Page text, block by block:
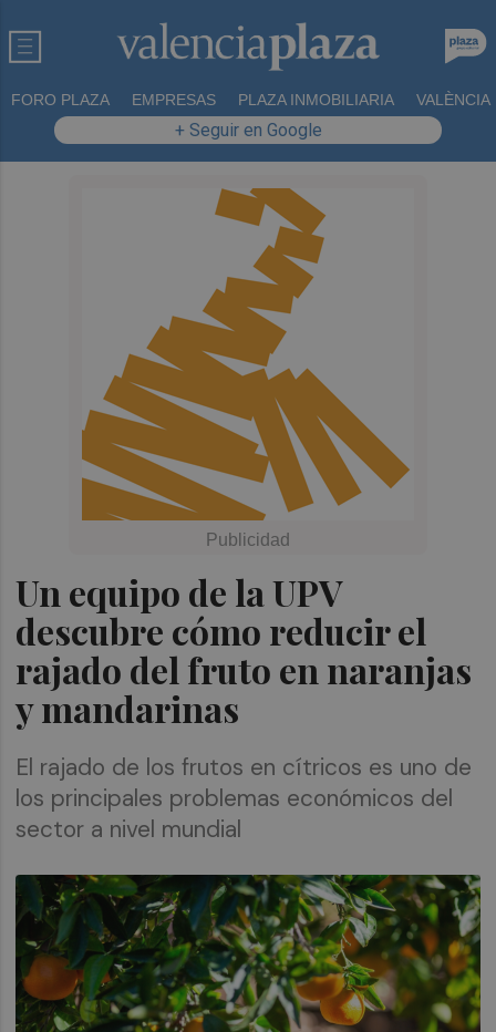
FORO PLAZA EMPRESAS PLAZA INMOBILIARIA VALÈNCIA
+ Seguir en Google
Un equipo de la UPV
descubre cómo reducir el
rajado del fruto en naranjas
y mandarinas
El rajado de los frutos en cítricos es uno de
los principales problemas económicos del
sector a nivel mundial